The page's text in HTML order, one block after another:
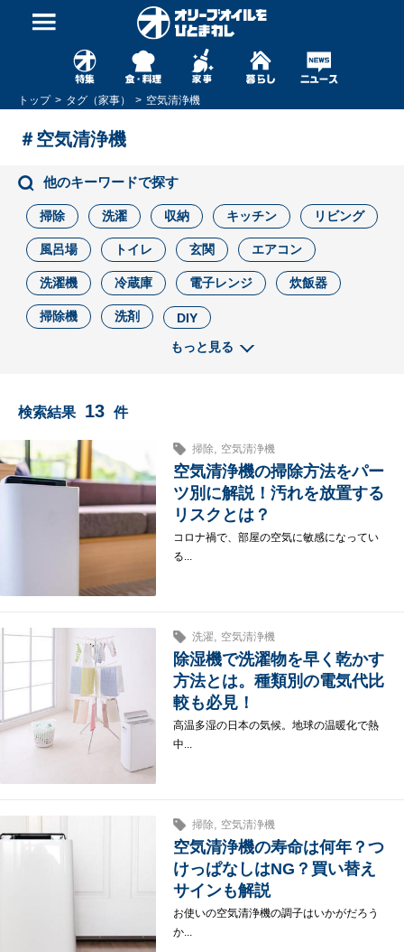
トップ タグ（家事） 空気清浄機
＃空気清浄機
他のキーワードで探す
掃除 洗濯 収納 キッチン リビング
風呂場 トイレ 玄関 エアコン
洗濯機 冷蔵庫 電子レンジ 炊飯器
掃除機 洗剤 DIY
もっと見る
検索結果 13 件
掃除 空気清浄機
空気清浄機の掃除方法をパー
ツ別に解説！汚れを放置する
リスクとは？
コロナ禍で、部屋の空気に敏感になってい
る...
洗濯 空気清浄機
除湿機で洗濯物を早く乾かす
方法とは。種類別の電気代比
較も必見！
高温多湿の日本の気候。地球の温暖化で熱
中...
掃除 空気清浄機
空気清浄機の寿命は何年？つ
けっぱなしはNG？買い替え
サインも解説
お使いの空気清浄機の調子はいかがだろう
か...